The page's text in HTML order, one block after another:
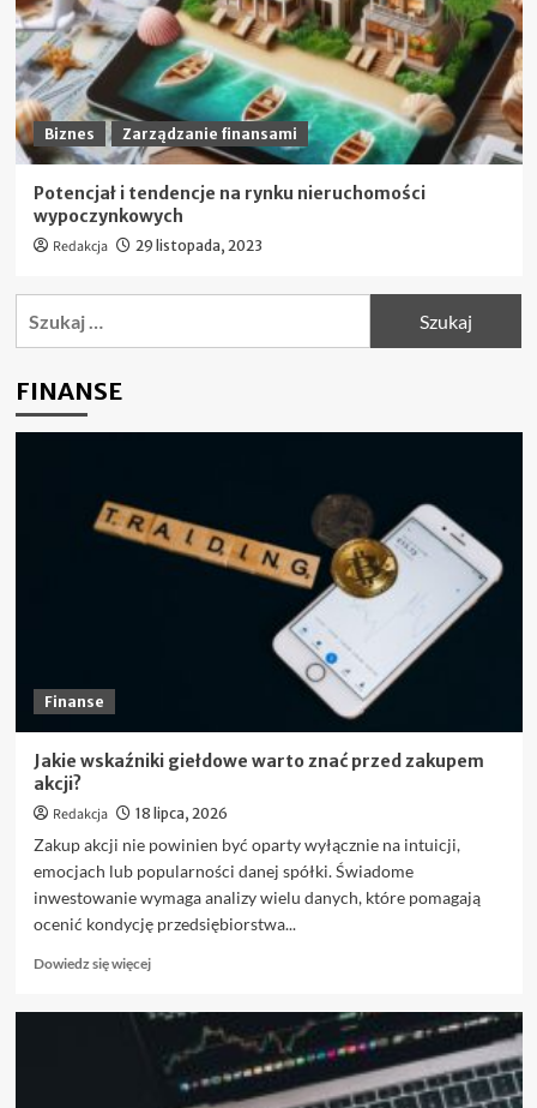
Biznes Zarządzanie finansami
Potencjał i tendencje na rynku nieruchomości
wypoczynkowych
Redakcja 29 listopada, 2023
FINANSE
Finanse
Jakie wskaźniki giełdowe warto znać przed zakupem
akcji?
Redakcja 18 lipca, 2026
Zakup akcji nie powinien być oparty wyłącznie na intuicji,
emocjach lub popularności danej spółki. Świadome
inwestowanie wymaga analizy wielu danych, które pomagają
ocenić kondycję przedsiębiorstwa...
Dowiedz się więcejDowiedz
Jakie
wskaźniki
giełdowe